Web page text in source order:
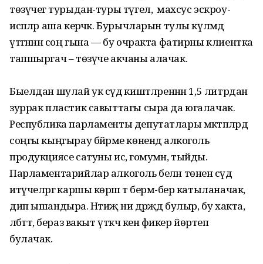
төзүчегә турыдан-туры түгел, ә махсус эскроу-
исәпләр аша ке­рәчәк. Бурычларын тулы күләмдә
үтәгәннән соң гына — бу очракта фатирны клиентка
тапшыргач – төзүче акчаны алачак.
Быелдан шулай ук сәүдә киш­тәләреннән 1,5 литрдан
зуррак пластик савыттагы сыра да югалачак.
Республика парламенты депутатлары мәктәпләрдә
соңгы кыңгырау бәйрәме көнендә алкоголь
продукциясе сатуны исә, гомумән, тыйды.
Парламентарийлар алкоголь белән төнен сәүдә
итүчеләргә каршы көрәш тә бермә-бер катыланачак,
дип ышандыра. Нәтиҗә ни дәрәҗәдә булыр, бу хакта,
әлбәттә, бераз вакыт үткәч кенә фикер йөртеп
булачак.